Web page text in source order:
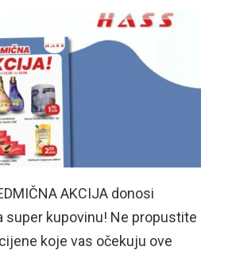
AKCIJA donosi
super kupovinu! Ne propustite
koje vas očekuju ove